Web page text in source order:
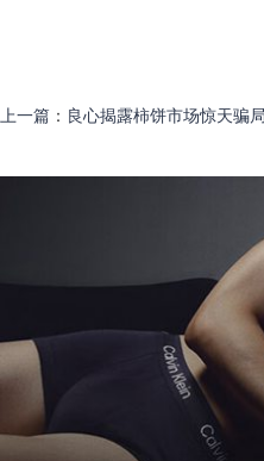
上一篇 ： 良心揭露柿饼市场惊天骗